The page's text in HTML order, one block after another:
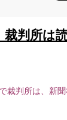
判所は
裁判所は、新